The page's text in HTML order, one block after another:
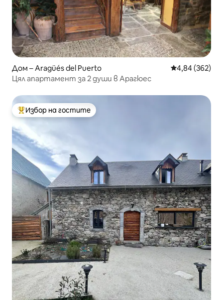
Дом – Aragüés del Puerto Средна
4,84 (362)
Цял апартамент за 2 души в Арагюес
Най-популярен избор на гостите
Избор на гостите